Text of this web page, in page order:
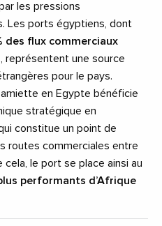
les pressions
Les ports égyptiens, dont
des flux commerciaux
représentent une source
pour le pays.
en Egypte bénéficie
stratégique en
constitue un point de
routes commerciales entre
cela, le port se place ainsi au
performants d’Afrique